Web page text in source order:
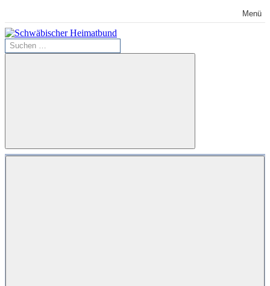
Inhalt
springen
Menü
Schwäbischer
Suchen
nach:
Suchen